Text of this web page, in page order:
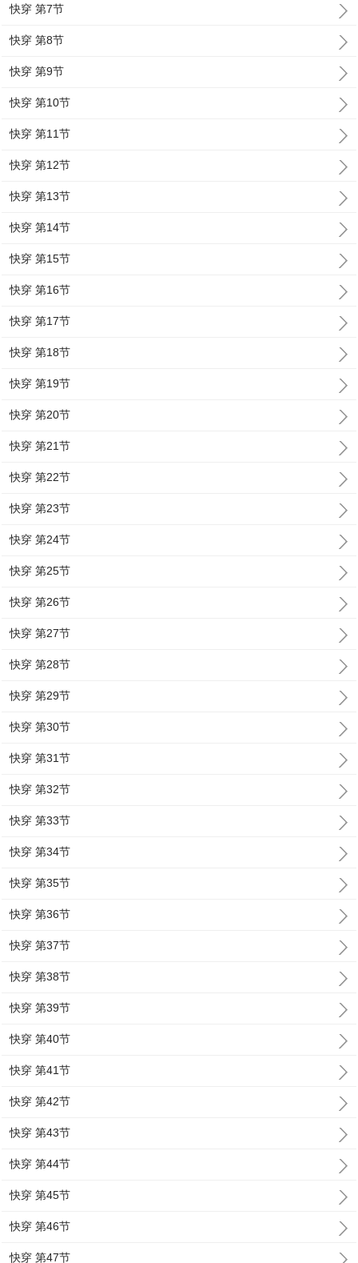
快穿 第7节
快穿 第8节
快穿 第9节
快穿 第10节
快穿 第11节
快穿 第12节
快穿 第13节
快穿 第14节
快穿 第15节
快穿 第16节
快穿 第17节
快穿 第18节
快穿 第19节
快穿 第20节
快穿 第21节
快穿 第22节
快穿 第23节
快穿 第24节
快穿 第25节
快穿 第26节
快穿 第27节
快穿 第28节
快穿 第29节
快穿 第30节
快穿 第31节
快穿 第32节
快穿 第33节
快穿 第34节
快穿 第35节
快穿 第36节
快穿 第37节
快穿 第38节
快穿 第39节
快穿 第40节
快穿 第41节
快穿 第42节
快穿 第43节
快穿 第44节
快穿 第45节
快穿 第46节
快穿 第47节